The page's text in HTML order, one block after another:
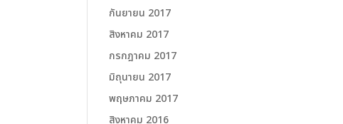
กันยายน 2017
สิงหาคม 2017
กรกฎาคม 2017
มิถุนายน 2017
พฤษภาคม 2017
สิงหาคม 2016